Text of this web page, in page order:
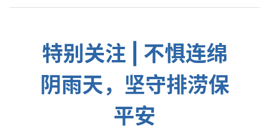
特别关注 | 不惧连绵
阴雨天，坚守排涝保
平安